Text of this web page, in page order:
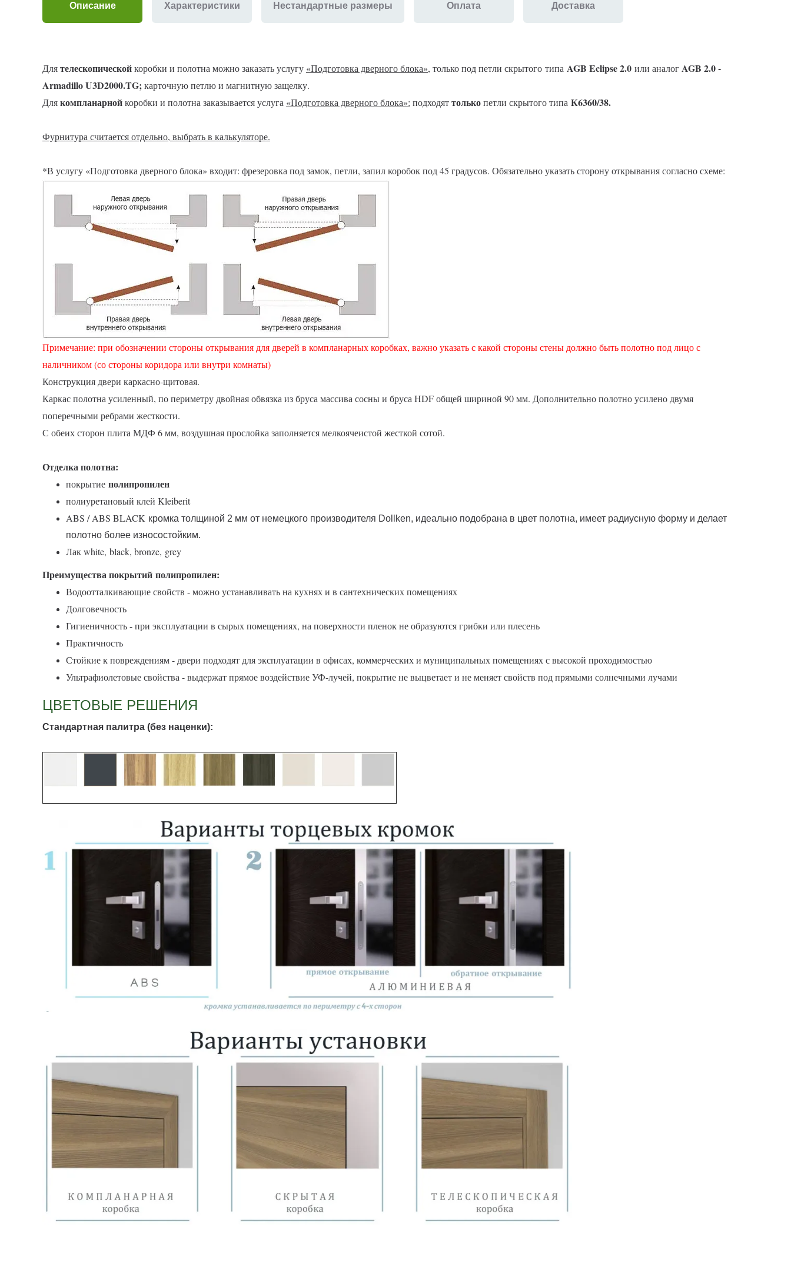
Описание Характеристики Нестандартные размеры Оплата Доставка
Длятелескопическойкоробки и полотна можно заказать услугу «Подготовка дверного блока», только под петли скрытого типа AGB Eclipse 2.0 или аналогAGB 2.0 -
Armadillo U3D2000.TG;карточную петлю и магнитную защелку.
Длякомпланарнойкоробки и полотна заказывается услуга «Подготовка дверного блока»: подходяттолькопетли скрытого типа К6360/38.
Фурнитура считается отдельно, выбрать в калькуляторе.
*В услугу «Подготовка дверного блока» входит: фрезеровка под замок, петли, запил коробок под 45 градусов. Обязательно указать сторону открывания согласно схеме:
Примечание: при обозначении стороны открывания для дверей в компланарных коробках, важно указать с какой стороны стены должно быть полотно под лицо с
наличником (со стороны коридора или внутри комнаты)
Конструкция двери каркасно-щитовая.
Каркас полотна усиленный, по периметру двойная обвязка из бруса массива сосны и бруса HDF общей шириной 90 мм. Дополнительно полотно усилено двумя
поперечными ребрами жесткости.
С обеих сторон плита МДФ 6 мм, воздушная прослойка заполняется мелкоячеистой жесткой сотой.
Отделка полотна:
покрытие полипропилен
полиуретановый клей Kleiberit
ABS / ABS BLACK кромка толщиной 2 мм от немецкого производителя Dollken, идеально подобрана в цвет полотна, имеет радиусную форму и делает
полотно более износостойким.
Лак white, black, bronze, grey
Преимущества покрытий полипропилен:
Водоотталкивающие свойств - можно устанавливать на кухнях и в сантехнических помещениях
Долговечность
Гигиеничность - при эксплуатации в сырых помещениях, на поверхности пленок не образуются грибки или плесень
Практичность
Стойкие к повреждениям - двери подходят для эксплуатации в офисах, коммерческих и муниципальных помещениях с высокой проходимостью
Ультрафиолетовые свойства - выдержат прямое воздействие УФ-лучей, покрытие не выцветает и не меняет свойств под прямыми солнечными лучами
ЦВЕТОВЫЕ РЕШЕНИЯ
Стандартная палитра (без наценки):